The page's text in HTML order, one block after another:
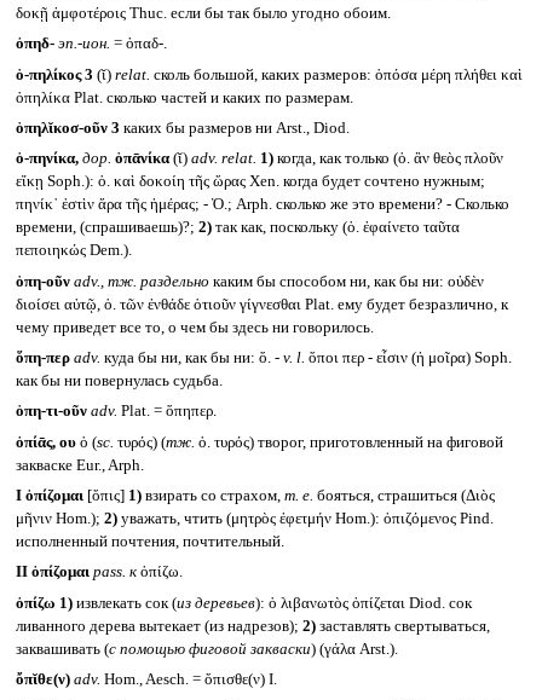
δοκῇ ἀμφοτέροις Thuc. если бы так было угодно обоим.
ὀπηδ- эп.-ион. = ὀπαδ-.
ὁ-πηλίκος 3 (ῐ) relat. сколь большой, каких размеров: ὁπόσα μέρη πλήθει καὶ
ὁπηλίκα Plat. сколько частей и каких по размерам.
ὁπηλῐκοσ-οῦν 3 каких бы размеров ни Arst., Diod.
ὁ-πηνίκα, дор. ὁπᾱνίκα(ῐ) adv. relat. 1)когда, как только (ὁ. ἂν θεὸς πλοῦν
εἴκῃ Soph.): ὁ. καὶ δοκοίη τῆς ὥρας Xen. когда будет сочтено нужным;
πηνίκ᾽ ἐστὶν ἄρα τῆς ἡμέρας; - Ὁ.; Arph. сколько же это времени? - Сколько
времени, (спрашиваешь)?; 2)так как, поскольку (ὁ. ἐφαίνετο ταῦτα
πεποιηκώς Dem.).
ὁπη-οῦν adv., тж. раздельно каким бы способом ни, как бы ни: οὐδὲν
διοίσει αὐτῷ, ὁ. τῶν ἐνθάδε ὁτιοῦν γίγνεσθαι Plat. ему будет безразлично, к
чему приведет все то, о чем бы здесь ни говорилось.
ὅπη-περ adv. куда бы ни, как бы ни: ὅ. - v. l. ὅποι περ - εἶσιν (ἡ μοῖρα) Soph.
как бы ни повернулась судьба.
ὁπη-τι-οῦν adv. Plat. = ὅπηπερ.
ὀπίᾱς, ουὁ (sc. τυρός) (тж. ὀ. τυρός) творог, приготовленный на фиговой
закваске Eur., Arph.
I ὀπίζομαι [ὄπις] 1)взирать со страхом, т. е. бояться, страшиться (Διὸς
μῆνιν Hom.); 2)уважать, чтить (μητρὸς ἐφετμήν Hom.): ὀπιζόμενος Pind.
исполненный почтения, почтительный.
II ὀπίζομαι pass. кὀπίζω.
ὀπίζω 1)извлекать сок (из деревьев): ὁ λιβανωτὸς ὀπίζεται Diod. сок
ливанного дерева вытекает (из надрезов); 2)заставлять свертываться,
заквашивать (с помощью фиговой закваски) (γάλα Arst.).
ὄπῐθε(ν) adv. Hom., Aesch. = ὄπισθε(ν) I.